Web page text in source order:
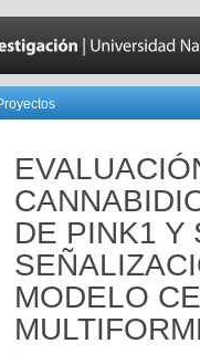
DE PINK1 Y
MODELO